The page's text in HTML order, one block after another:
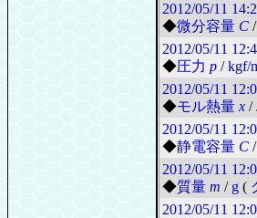
2012/05/11
◆微分容量 C /
2012/05/11
◆圧力 p /kgf/
2012/05/11
◆モル熱量 x /
2012/05/11
◆静電容量 C /
2012/05/11
◆質量 m / g (
2012/05/11